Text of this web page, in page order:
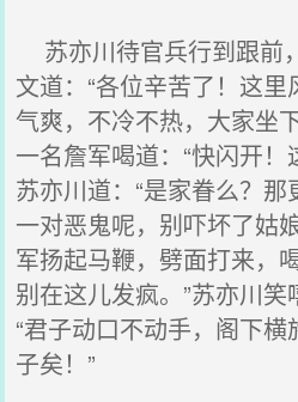
苏亦川待官兵行到跟前
文道：“各位辛苦了！这
气爽，不冷不热，大家坐
一名詹军喝道：“快闪开！
苏亦川道：“是家眷么？
一对恶鬼呢，别吓坏了姑
军扬起马鞭，劈面打来，
别在这儿发疯。”苏亦川笑
“君子动口不动手，阁下
子矣！”